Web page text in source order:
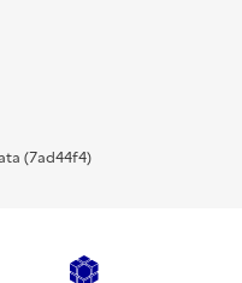
(7ad44f4)